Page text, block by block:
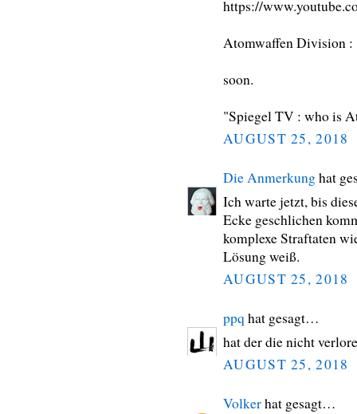
https://
Atomwaffen Division
soon.
"Spiegel TV : who is
AUGUST 25, 2018
Die Anmerkunghat
Ich warte jetzt, bis
Ecke geschlichen
komplexe Straftaten
Lösung weiß.
AUGUST 25, 2018
ppq hat gesagt…
hat der die nicht
AUGUST 25, 2018
Volkerhat gesagt…